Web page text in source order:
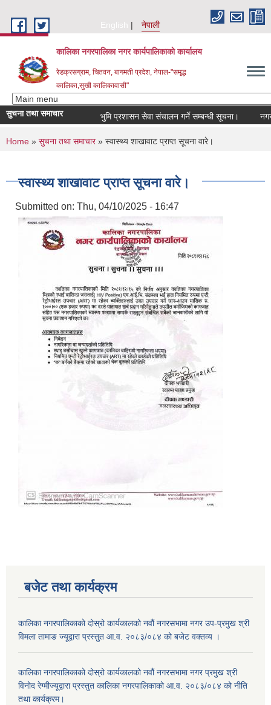
English
नेपाली
कालिका नगरपालिका नगर कार्यपालिकाकाे कार्यालय
रेडक्रसग्राम, चितवन, बागमती प्रदेश, नेपाल-"समृद्ध
कालिका,सुखी कालिकावासी"
सुचना तथा समाचार भुमि प्रशासन सेवा संचालन गर्ने सम्बन्धी सूचना। नगर
You are here
Home » सुचना तथा समाचार» स्वास्थ्य शाखावाट प्राप्त सूचना वारे।
स्वास्थ्य शाखावाट प्राप्त सूचना वारे।
Submitted on: Thu, 04/10/2025 - 16:47
बजेट तथा कार्यक्रम
कालिका नगरपालिकाको दोस्रो कार्यकालको नवौं नगरसभामा नगर उप-प्रमुख श्री
विमला तामाङ ज्यूद्वारा प्रस्तुत आ.व. २०८३/०८४ को बजेट वक्तव्य ।
कालिका नगरपालिकाको दोस्रो कार्यकालको नवौं नगरसभामा नगर प्रमुख श्री
विनोद रेग्मीज्यूद्वारा प्रस्तुत कालिका नगरपालिकाको आ.व. २०८३/०८४ को नीति
तथा कार्यक्रम।